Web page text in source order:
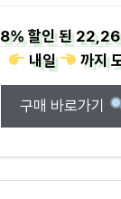
8%할인 된
내일
까지
구매 바로가기